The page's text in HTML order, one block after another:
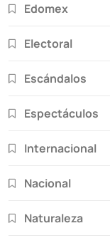
Edomex
Electoral
Escándalos
Espectáculos
Internacional
Nacional
Naturaleza